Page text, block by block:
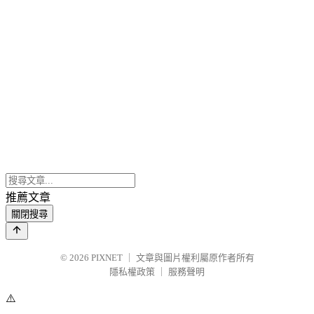
推薦文章
關閉搜尋
© 2026 PIXNET
文章與圖片權利屬原作者所有
隱私權政策
服務聲明
⚠️